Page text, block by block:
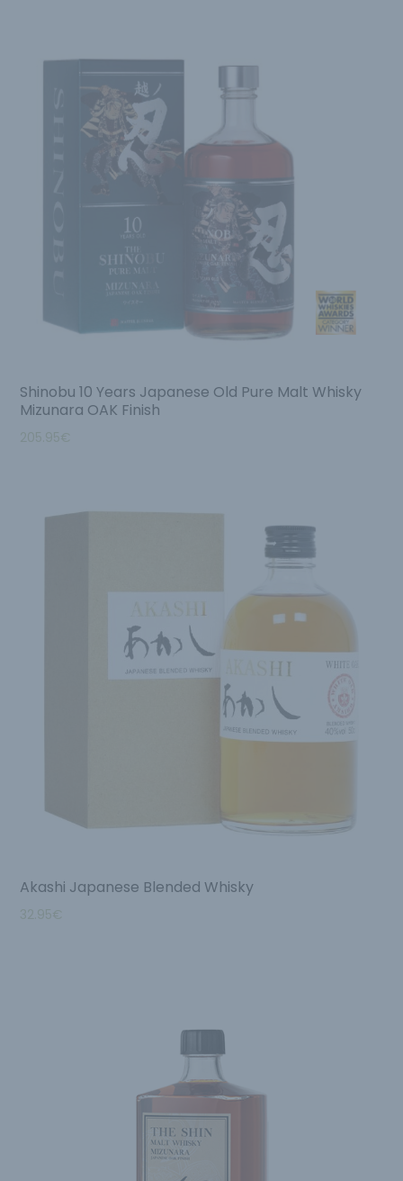
Shinobu 10 Years Japanese Old Pure Malt Whisky
Mizunara OAK Finish
205.95€
Akashi Japanese Blended Whisky
32.95€